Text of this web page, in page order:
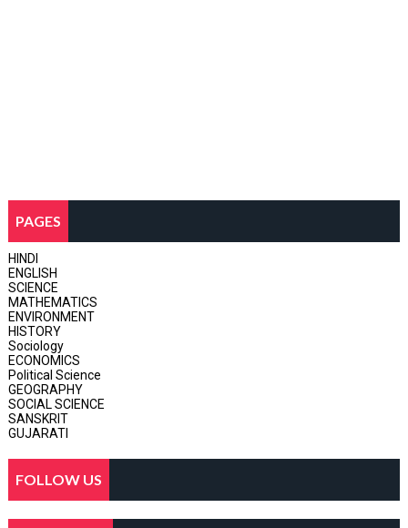
PAGES
HINDI
ENGLISH
SCIENCE
MATHEMATICS
ENVIRONMENT
HISTORY
Sociology
ECONOMICS
Political Science
GEOGRAPHY
SOCIAL SCIENCE
SANSKRIT
GUJARATI
FOLLOW US